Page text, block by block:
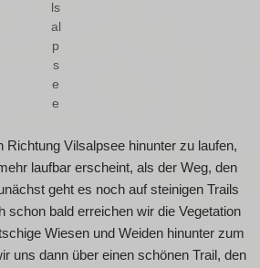
ls
al
p
s
e
e
Richtung Vilsalpsee hinunter zu laufen,
laufbar erscheint, als der Weg, den
geht es noch auf steinigen Trails
schon bald erreichen wir die Vegetation
Wiesen und Weiden hinunter zum
uns dann über einen schönen Trail, den